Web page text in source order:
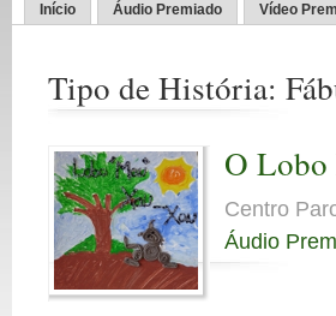
Início Áudio Premiado Vídeo
Tipo de História:
O
Centro
Áudio